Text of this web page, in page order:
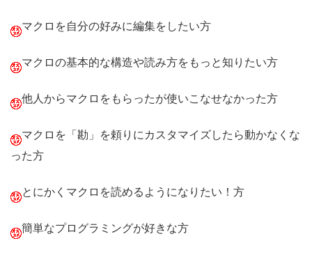
マクロを自分の好みに編集をしたい方
マクロの基本的な構造や読み方をもっと知りたい方
他人からマクロをもらったが使いこなせなかった方
マクロを「勘」を頼りにカスタマイズしたら動かなくな
った方
とにかくマクロを読めるようになりたい！方
簡単なプログラミングが好きな方